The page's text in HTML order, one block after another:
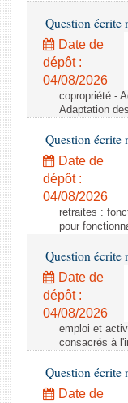
Question écrite
Date de
dépôt :
04/08/2026
copropriété -
Adaptation
Question écrite
Date de
dépôt :
04/08/2026
retraites :
pour
Question écrite
Date de
dépôt :
04/08/2026
emploi et
consacrés à
Question écrite
Date de